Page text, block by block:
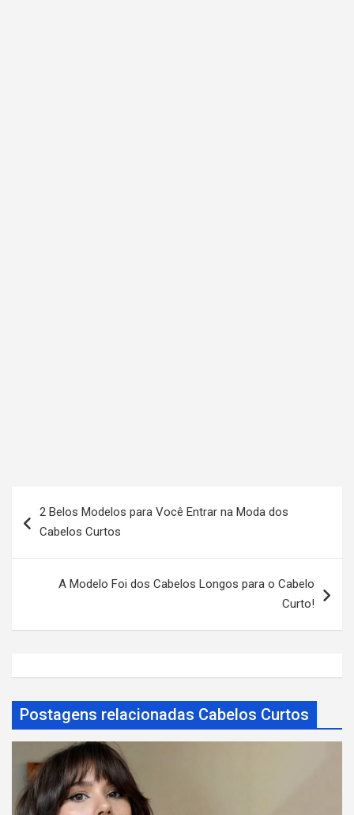
a
ã
o
d
o
2 Belos Modelos para Você Entrar na Moda dos
Cabelos Curtos
A Modelo Foi dos Cabelos Longos para o Cabelo
Curto!
Postagens relacionadas Cabelos Curtos